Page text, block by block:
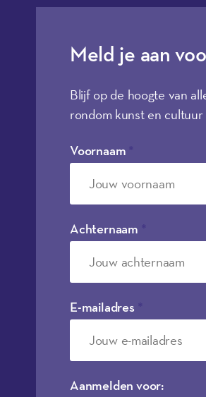
Meld je aan
Blijf op de hoogte van
rondom kunst en
Voornaam
Achternaam
E-mailadres
Aanmelden voor: